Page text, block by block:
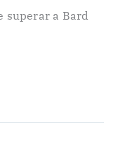
superar a Bard